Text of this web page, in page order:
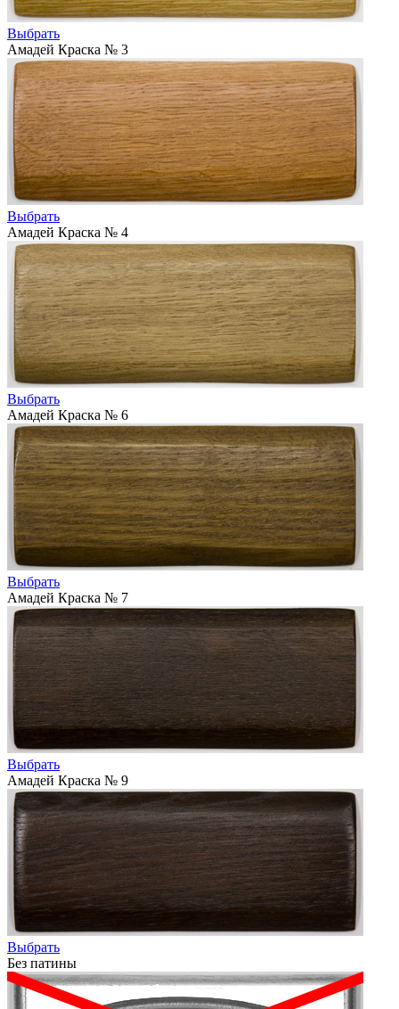
Выбрать
Амадей Краска № 3
Выбрать
Амадей Краска № 4
Выбрать
Амадей Краска № 6
Выбрать
Амадей Краска № 7
Выбрать
Амадей Краска № 9
Выбрать
Без патины